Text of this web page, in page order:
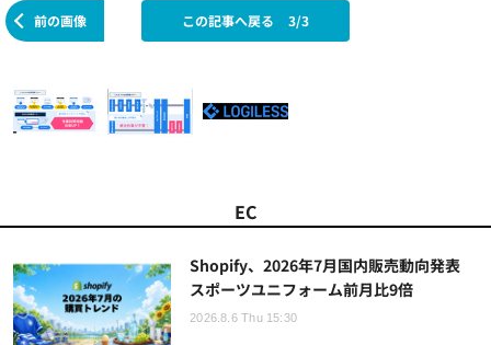
前の画像 この記事へ戻る 3/3
EC
Shopify、2026年7月国内販売動向発表
スポーツユニフォーム前月比9倍
2026.8.6 Thu 15:30